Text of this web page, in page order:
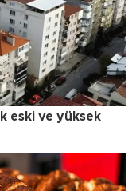
eski ve yüksek